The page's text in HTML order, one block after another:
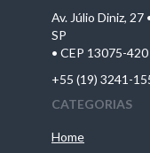
Av. Júlio Diniz, 27
SP
• CEP 13075-420
+55 (19) 3241-
CATEGORIAS
Home